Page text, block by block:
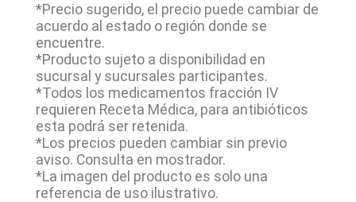
*Precio sugerido, el precio puede cambiar de
acuerdo al estado o región donde se
encuentre.
*Producto sujeto a disponibilidad en
sucursal y sucursales participantes.
*Todos los medicamentos fracción IV
requieren Receta Médica, para antibióticos
esta podrá ser retenida.
*Los precios pueden cambiar sin previo
aviso. Consulta en mostrador.
*La imagen del producto es solo una
referencia de uso ilustrativo.